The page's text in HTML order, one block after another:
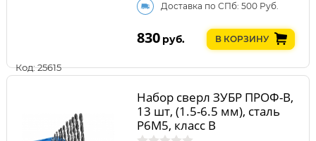
Код: 25615
Доставка по СПб: 500 Руб.
830 руб. В КОРЗИНУ
Набор сверл ЗУБР ПРОФ-В,
13 шт, (1.5-6.5 мм), сталь
Р6М5, класс В